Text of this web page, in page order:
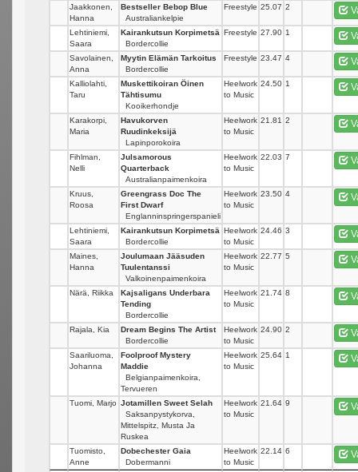
Jaakkonen,
Hanna
Bestseller Bebop Blue
Australiankelpie
Freestyle 25.07 2
Lehtiniemi,
Saara
Kairankutsun Korpimetsä
Bordercollie
Freestyle 27.90 1
Savolainen,
Anna
Myytin Elämän Tarkoitus
Bordercollie
Freestyle 23.47 4
Kalliolahti,
Taru
Muskettikoiran Öinen
Tähtisumu
Kooikerhondje
Heelwork
to Music
24.50 1
Karakorpi,
Maria
Havukorven
Ruudinkeksijä
Lapinporokoira
Heelwork
to Music
21.81 2
Fihlman,
Nelli
Julsamorous
Quarterback
Australianpaimenkoira
Heelwork
to Music
22.03 7
Kruus,
Roosa
Greengrass Doc The
First Dwarf
Englanninspringerspanieli
Heelwork
to Music
23.50 4
Lehtiniemi,
Saara
Kairankutsun Korpimetsä
Bordercollie
Heelwork
to Music
24.46 3
Maines,
Hanna
Joulumaan Jääsuden
Tuulentanssi
Valkoinenpaimenkoira
Heelwork
to Music
22.77 5
Närä, Riikka
Kajsaligans Underbara
Tending
Bordercollie
Heelwork
to Music
21.74 8
Rajala, Kia
Dream Begins The Artist
Bordercollie
Heelwork
to Music
24.90 2
Saariluoma,
Johanna
Foolproof Mystery
Maddie
Belgianpaimenkoira,
Tervueren
Heelwork
to Music
25.64 1
Tuomi, Marjo Jotamillen Sweet Selah
Saksanpystykorva,
Mittelspitz, Musta Ja
Ruskea
Heelwork
to Music
21.64 9
Tuomisto,
Anne
Dobechester Gaia
Dobermanni
Heelwork
to Music
22.14 6